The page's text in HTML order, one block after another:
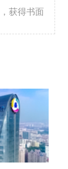
，获得书面